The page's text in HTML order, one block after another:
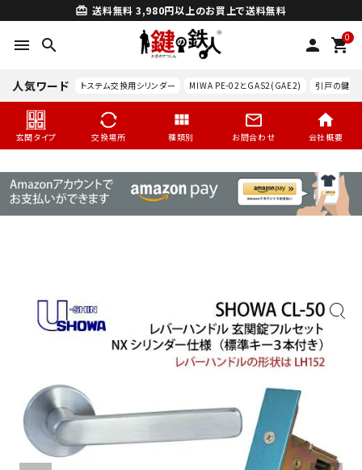
card_giftcard 送料無料 3,980円以上のお買上で送料無料
menu search person 0
shopping_cart
人気ワード トステム交換用シリンダー MIWA PE-02とGAS2(GAE2) 引戸の鍵交
玄関タイプ 交換場所 種類別 お問合わせ 会社概要
search
室内錠
ドアノブの交換